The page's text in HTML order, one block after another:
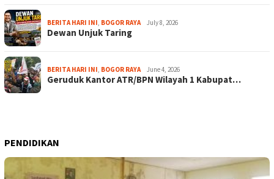
BERITA HARI INI, BOGOR RAYA July 8, 2026
Dewan Unjuk Taring
BERITA HARI INI, BOGOR RAYA June 4, 2026
Geruduk Kantor ATR/BPN Wilayah 1 Kabupat…
PENDIDIKAN